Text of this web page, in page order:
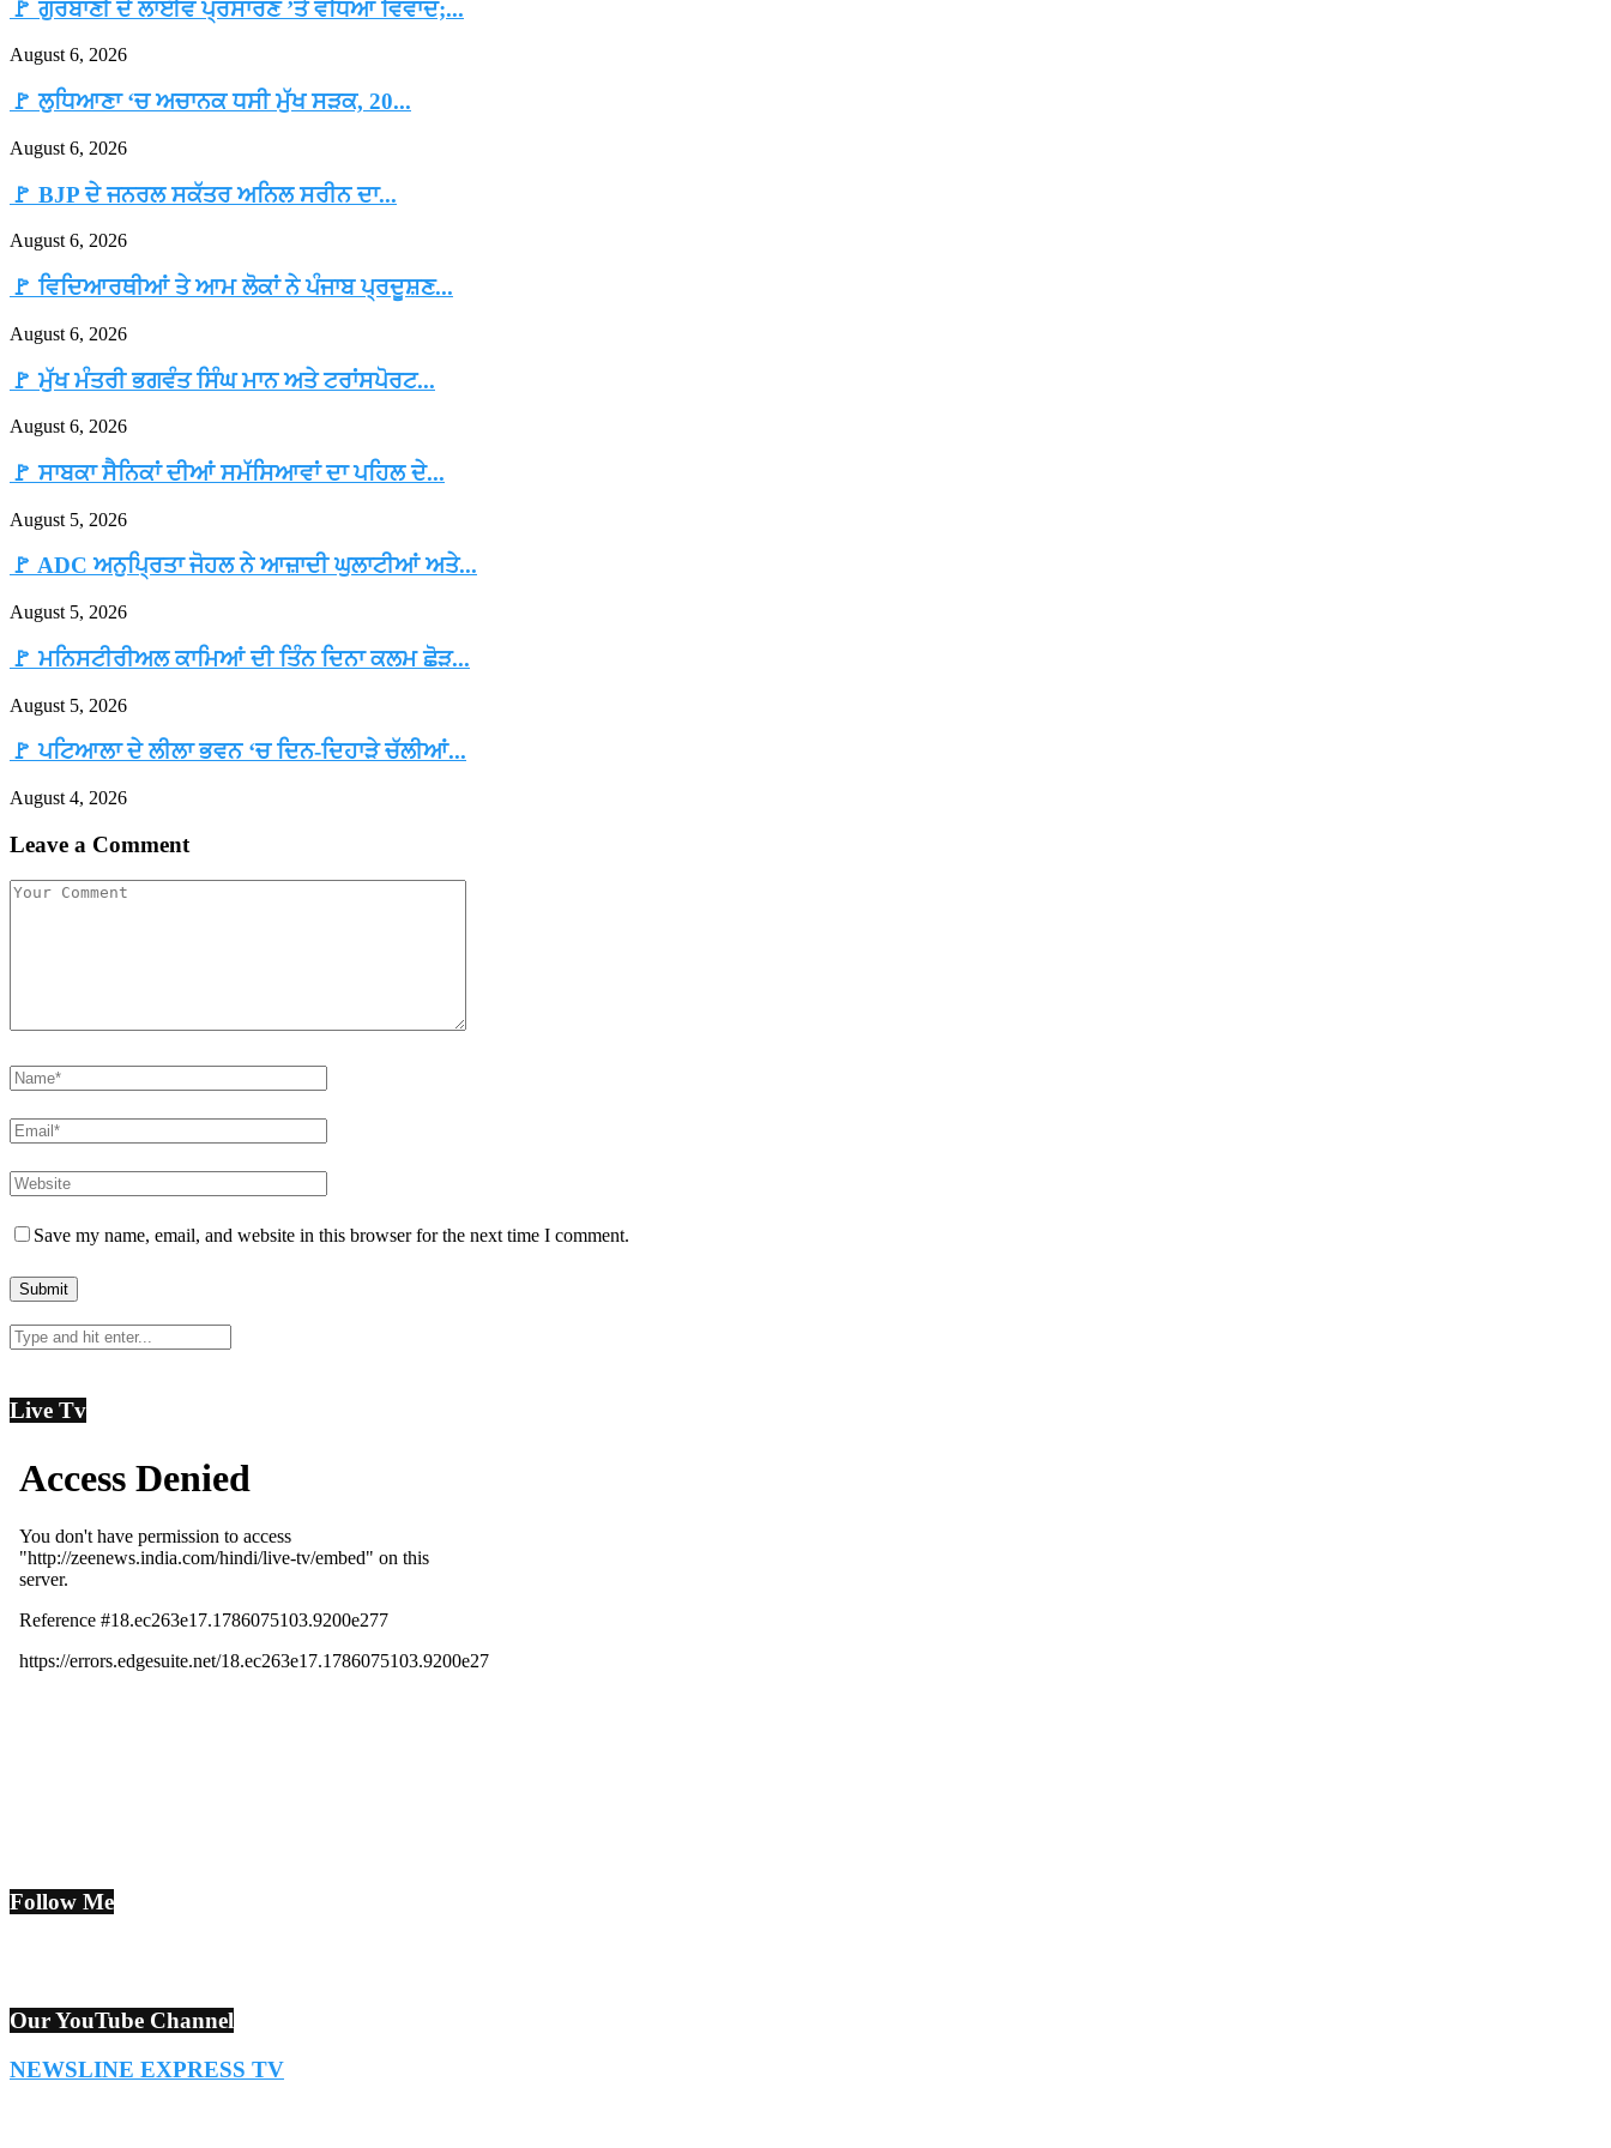
🚩 ਗੁਰਬਾਣੀ ਦੇ ਲਾਈਵ ਪ੍ਰਸਾਰਣ ’ਤੇ ਵਧਿਆ ਵਿਵਾਦ;...
August 6, 2026
🚩 ਲੁਧਿਆਣਾ ‘ਚ ਅਚਾਨਕ ਧਸੀ ਮੁੱਖ ਸੜਕ, 20...
August 6, 2026
🚩 BJP ਦੇ ਜਨਰਲ ਸਕੱਤਰ ਅਨਿਲ ਸਰੀਨ ਦਾ...
August 6, 2026
🚩 ਵਿਦਿਆਰਥੀਆਂ ਤੇ ਆਮ ਲੋਕਾਂ ਨੇ ਪੰਜਾਬ ਪ੍ਰਦੂਸ਼ਣ...
August 6, 2026
🚩 ਮੁੱਖ ਮੰਤਰੀ ਭਗਵੰਤ ਸਿੰਘ ਮਾਨ ਅਤੇ ਟਰਾਂਸਪੋਰਟ...
August 6, 2026
🚩 ਸਾਬਕਾ ਸੈਨਿਕਾਂ ਦੀਆਂ ਸਮੱਸਿਆਵਾਂ ਦਾ ਪਹਿਲ ਦੇ...
August 5, 2026
🚩 ADC ਅਨੁਪ੍ਰਿਤਾ ਜੋਹਲ ਨੇ ਆਜ਼ਾਦੀ ਘੁਲਾਟੀਆਂ ਅਤੇ...
August 5, 2026
🚩 ਮਨਿਸਟੀਰੀਅਲ ਕਾਮਿਆਂ ਦੀ ਤਿੰਨ ਦਿਨਾ ਕਲਮ ਛੋੜ...
August 5, 2026
🚩 ਪਟਿਆਲਾ ਦੇ ਲੀਲਾ ਭਵਨ ‘ਚ ਦਿਨ-ਦਿਹਾੜੇ ਚੱਲੀਆਂ...
August 4, 2026
Leave a Comment
Save my name, email, and website in this browser for the next time I comment.
Live Tv
Follow Me
Our YouTube Channel
NEWSLINE EXPRESS TV